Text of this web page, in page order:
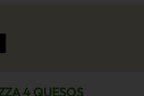
4 QUESOS